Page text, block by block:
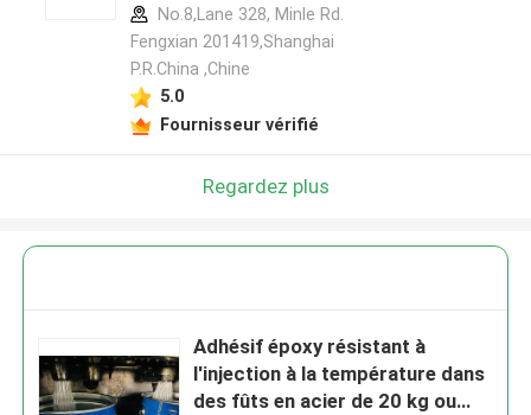
No.8,Lane 328, Minle Rd.
Fengxian 201419,Shanghai
P.R.China ,Chine
5.0
Fournisseur vérifié
Regardez plus
Adhésif époxy résistant à
l'injection à la température dans
des fûts en acier de 20 kg ou